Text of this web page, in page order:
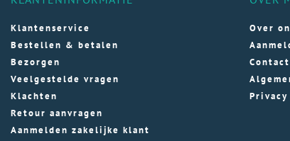
Klantenservice
Bestellen & betalen
Bezorgen
Veelgestelde vragen
Klachten
Retour aanvragen
Aanmelden zakelijke klant
Over
Contact